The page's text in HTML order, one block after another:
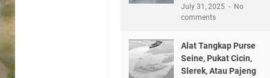
July 31, 2025
No
comments
Alat Tangkap Purse
Seine, Pukat Cicin,
Slerek, Atau Pajeng